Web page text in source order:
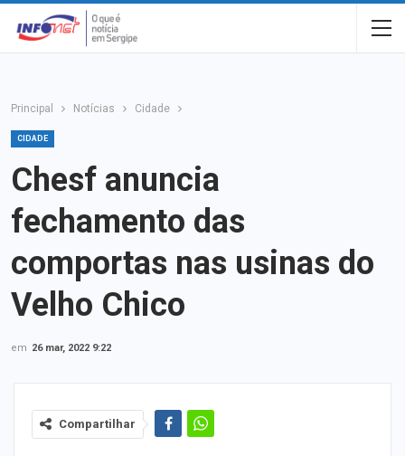
Principal Notícias Cidade
CIDADE
Chesf anuncia
fechamento das
comportas nas usinas do
Velho Chico
em 26 mar, 2022 9:22
Compartilhar